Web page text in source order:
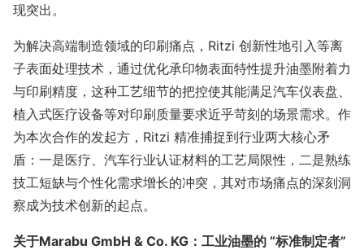
现突出。
为解决高端制造领域的印刷痛点，Ritzi 创新性地引入等离
子表面处理技术，通过优化承印物表面特性提升油墨附着力
与印刷精度，这种工艺细节的把控使其能满足汽车仪表盘、
植入式医疗设备等对印刷质量要求近乎苛刻的场景需求。作
为本次合作的发起方，Ritzi 精准捕捉到行业两大核心矛
盾：一是医疗、汽车行业认证材料的工艺局限性，二是熟练
技工短缺与个性化需求增长的冲突，其对市场痛点的深刻洞
察成为技术创新的起点。
关于Marabu GmbH & Co. KG：工业油墨的 “标准制定者”